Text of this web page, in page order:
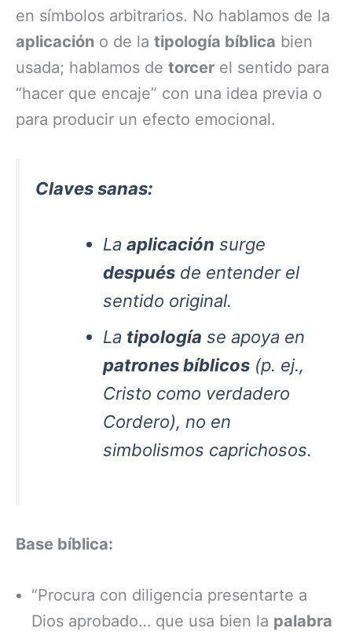
en símbolos arbitrarios. No hablamos de la
aplicación o de la tipología bíblica bien
usada; hablamos de torcer el sentido para
“hacer que encaje” con una idea previa o
para producir un efecto emocional.
Claves sanas:
Laaplicación surge
después de entender el
sentido original.
La tipología se apoya en
patrones bíblicos (p. ej.,
Cristo como verdadero
Cordero), no en
simbolismos caprichosos.
Base bíblica:
“Procura con diligencia presentarte a
Dios aprobado… que usa bien la palabra